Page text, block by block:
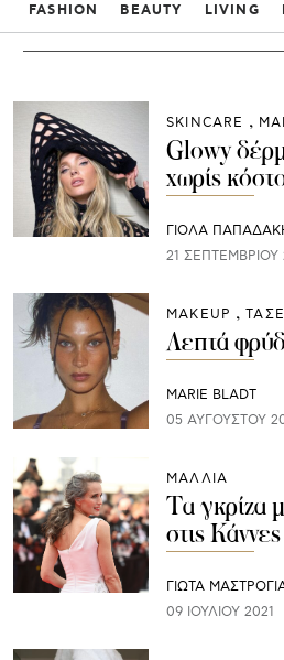
FASHION BEAUTY LIVING
SKINCARE
Glowy
χωρίς
ΓΙΌΛΑ
21 ΣΕΠΤΕΜΒΡΊΟΥ
ΜAKEUP
Λεπτά
MARIE BLADT
05 ΑΥΓΟΎΣΤΟΥ
ΜΑΛΛΙΑ
Τα γκρίζα
στις Κάννες
ΓΙΩΤΑ
09 ΙΟΥΛΊΟΥ 2021